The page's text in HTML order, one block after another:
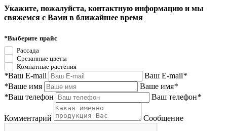
Укажите, пожалуйста, контактную информацию и мы
свяжемся с Вами в ближайшее время
*Выберите прайс
Рассада
Срезанные цветы
Комнатные растения
*Ваш E-mail Ваш E-mail*
*Ваше имя Ваше имя*
*Ваш телефон Ваш телефон*
Комментарий Сообщение